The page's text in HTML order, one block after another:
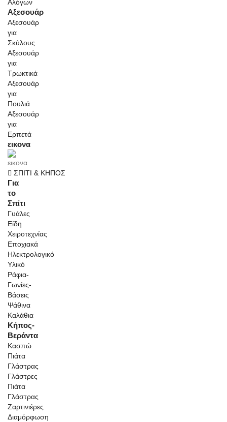
Αξεσουάρ
Αξεσουάρ
για
Σκύλους
Αξεσουάρ
για
Τρωκτικά
Αξεσουάρ
για
Πουλιά
Αξεσουάρ
για
Ερπετά
εικονα
ΣΠΙΤΙ & ΚΗΠΟΣ
Για
το
Σπίτι
Γυάλες
Είδη
Χειροτεχνίας
Εποχιακά
Ηλεκτρολογικό
Υλικό
Ράφια-
Γωνίες-
Βάσεις
Ψάθινα
Καλάθια
Κήπος-
Βεράντα
Κασπώ
Πιάτα
Γλάστρας
Γλάστρες
Πιάτα
Γλάστρας
Ζαρτινιέρες
Διαμόρφωση